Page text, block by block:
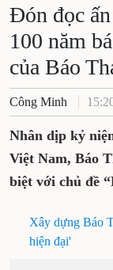
Đón đọc
100 năm
của Báo
Công Minh
Nhân dịp kỷ
Việt Nam, Báo
biệt với chủ đề
Xây dựng Báo
hiện đại'